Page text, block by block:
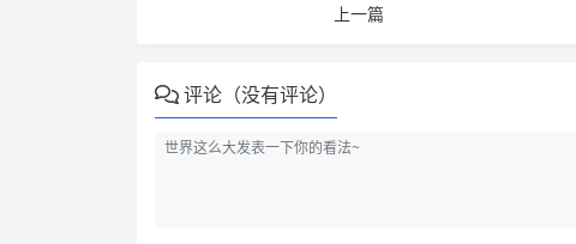
上一篇
评论（没有评论）